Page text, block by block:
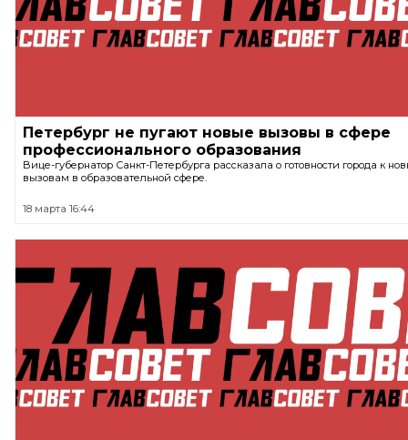
Петербург не пугают новые вызовы в сфере
профессионального образования
Вице-губернатор Санкт-Петербурга рассказала о готовности города к
вызовам в образовательной сфере.
18 марта 16:44